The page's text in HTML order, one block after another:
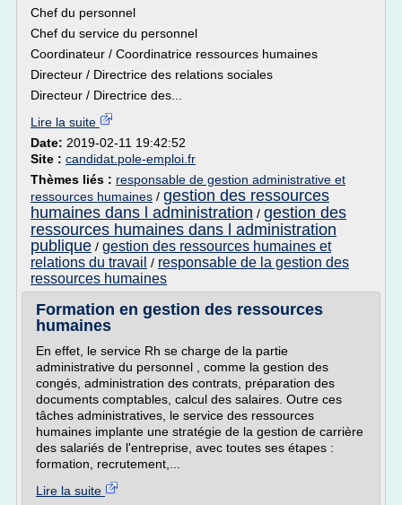
Chef du personnel
Chef du service du personnel
Coordinateur / Coordinatrice ressources humaines
Directeur / Directrice des relations sociales
Directeur / Directrice des...
Lire la suite
Date: 2019-02-11 19:42:52
Site : candidat.pole-emploi.fr
Thèmes liés : responsable de gestion administrative et
ressources humaines / gestion des ressources
humaines dans l administration / gestion des
ressources humaines dans l administration
publique / gestion des ressources humaines et
relations du travail / responsable de la gestion des
ressources humaines
Formation en gestion des ressources
humaines
En effet, le service Rh se charge de la partie
administrative du personnel , comme la gestion des
congés, administration des contrats, préparation des
documents comptables, calcul des salaires. Outre ces
tâches administratives, le service des ressources
humaines implante une stratégie de la gestion de carrière
des salariés de l'entreprise, avec toutes ses étapes :
formation, recrutement,...
Lire la suite